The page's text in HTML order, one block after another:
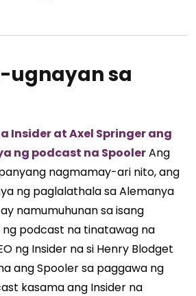
ugnayan sa
Insider at Axel Springer ang
ng podcast na SpoolerAng
nagmamay-ari nito, ang
ng paglalathala sa Alemanya
namumuhunan sa isang
podcast na tinatawag na
ng Insider na si Henry Blodget
ang Spooler sa paggawa ng
kasama ang Insider na